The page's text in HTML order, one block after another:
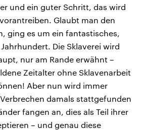
und ein guter Schritt, das wird
Glaubt man den
ging es um ein fantastisches,
Die Sklaverei wird
nur am Rande erwähnt –
Zeitalter ohne Sklavenarbeit
Aber nun wird immer
damals stattgefunden
fangen an, dies als Teil ihrer
– und genau diese